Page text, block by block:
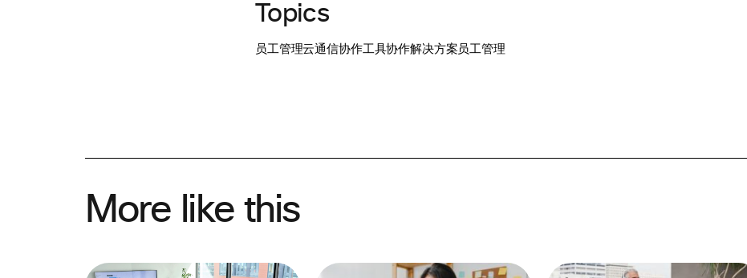
Topics
员工管理云通信协作工具协作解决方案 员工管理
More like this